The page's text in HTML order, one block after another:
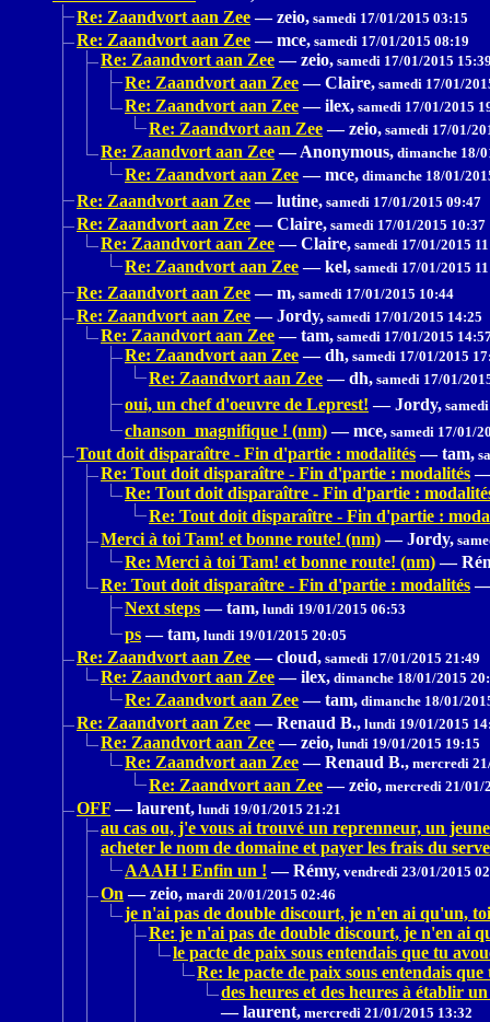
Re: Zaandvort aan Zee — zeio, samedi 17/01/2015 03:15
Re: Zaandvort aan Zee — mce, samedi 17/01/2015 08:19
Re: Zaandvort aan Zee — zeio, samedi 17/01/2015
Re: Zaandvort aan Zee — Claire, samedi 17/01/
Re: Zaandvort aan Zee — ilex, samedi 17/01/2015
Re: Zaandvort aan Zee — zeio, samedi 17/01/
Re: Zaandvort aan Zee — Anonymous, dimanche 18/
Re: Zaandvort aan Zee — mce, dimanche 18/01/
Re: Zaandvort aan Zee — lutine, samedi 17/01/2015 09:47
Re: Zaandvort aan Zee — Claire, samedi 17/01/2015 10:37
Re: Zaandvort aan Zee — Claire, samedi 17/01/2015
Re: Zaandvort aan Zee — kel, samedi 17/01/2015
Re: Zaandvort aan Zee — m, samedi 17/01/2015 10:44
Re: Zaandvort aan Zee — Jordy, samedi 17/01/2015 14:25
Re: Zaandvort aan Zee — tam, samedi 17/01/2015
Re: Zaandvort aan Zee — dh, samedi 17/01/2015
Re: Zaandvort aan Zee — dh, samedi 17/01/
oui, un chef d'oeuvre de Leprest! — Jordy,
chanson magnifique ! (nm) — mce, samedi 17/01/
Tout doit disparaître - Fin d'partie : modalités — tam,
Re: Tout doit disparaître - Fin d'partie : modalités
Re: Tout doit disparaître - Fin d'partie :
Re: Tout doit disparaître - Fin d'partie :
Merci à toi Tam! et bonne route! (nm) — Jordy,
Re: Merci à toi Tam! et bonne route! (nm) —
Re: Tout doit disparaître - Fin d'partie : modalités
Next steps — tam, lundi 19/01/2015 06:53
ps — tam, lundi 19/01/2015 20:05
Re: Zaandvort aan Zee — cloud, samedi 17/01/2015 21:49
Re: Zaandvort aan Zee — ilex, dimanche 18/01/2015
Re: Zaandvort aan Zee — tam, dimanche 18/01/
Re: Zaandvort aan Zee — Renaud B., lundi 19/01/2015
Re: Zaandvort aan Zee — zeio, lundi 19/01/2015 19:15
Re: Zaandvort aan Zee — Renaud B., mercredi
Re: Zaandvort aan Zee — zeio, mercredi 21/01/
OFF — laurent, lundi 19/01/2015 21:21
au cas ou, j'e vous ai trouvé un reprenneur, un
acheter le nom de domaine et payer les frais du
AAAH ! Enfin un ! — Rémy, vendredi 23/01/2015
On — zeio, mardi 20/01/2015 02:46
je n'ai pas de double discourt, je n'en ai qu'un,
Re: je n'ai pas de double discourt, je n'en ai
le pacte de paix sous entendais que tu
Re: le pacte de paix sous entendais
des heures et des heures à établir
— laurent, mercredi 21/01/2015 13:32